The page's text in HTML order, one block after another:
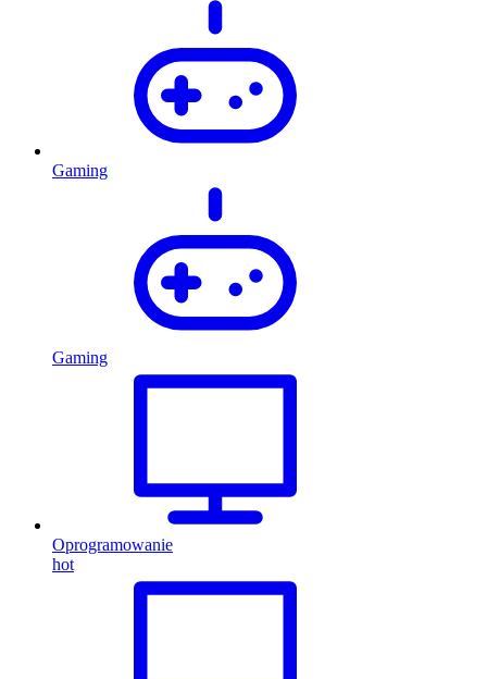
Gaming
Gaming
Oprogramowanie
hot